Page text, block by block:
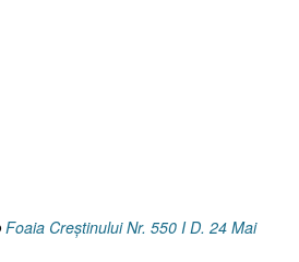
Foaia Creștinului Nr. 550 I D. 24 Mai